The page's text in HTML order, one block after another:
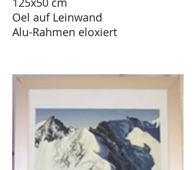
Oel auf Leinwand
Alu-Rahmen eloxiert